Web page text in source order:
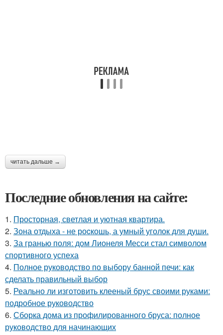
читать дальше →
Последние обновления на сайте:
1. Просторная, светлая и уютная квартира.
2. Зона отдыха - не роcкошь, а умный уголок для души.
3. За гранью поля: дом Лионеля Месси стал символом
спортивного успеха
4. Полное руководство по выбору банной печи: как
сделать правильный выбор
5. Реально ли изготовить клееный брус своими руками:
подробное руководство
6. Сборка дома из профилированного бруса: полное
руководство для начинающих